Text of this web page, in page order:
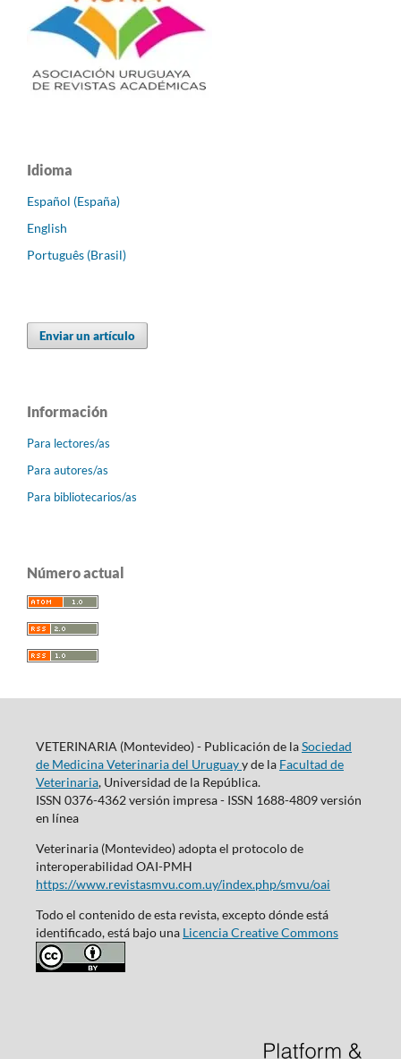
Idioma
Español (España)
English
Português (Brasil)
Enviar un artículo
Información
Para lectores/as
Para autores/as
Para bibliotecarios/as
Número actual
VETERINARIA (Montevideo) - Publicación de laSociedad
de Medicina Veterinaria del Uruguayy de la Facultad de
Veterinaria, Universidad de la República.
ISSN 0376-4362 versión impresa - ISSN 1688-4809 versión
en línea
Veterinaria (Montevideo) adopta el protocolo de
interoperabilidad OAI-PMH
https://www.revistasmvu.com.uy/index.php/smvu/oai
Todo el contenido de esta revista, excepto dónde está
identificado, está bajo una Licencia Creative Commons